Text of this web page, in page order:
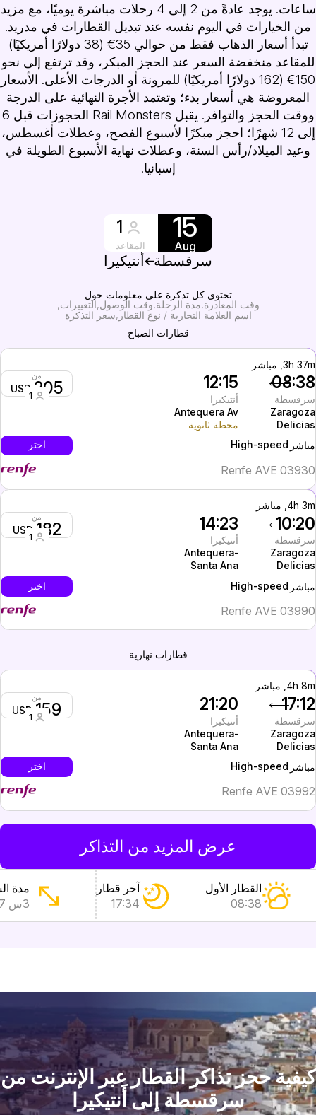
ساعات. يوجد عادةً من 2 إلى 4 رحلات مباشرة يوميًا، مع مزيد
من الخيارات في اليوم نفسه عند تبديل القطارات في مدريد.
تبدأ أسعار الذهاب فقط من حوالي 35€ (38 دولارًا أمريكيًا)
للمقاعد منخفضة السعر عند الحجز المبكر، وقد ترتفع إلى نحو
150€ (162 دولارًا أمريكيًا) للمرونة أو الدرجات الأعلى. الأسعار
المعروضة هي أسعار بدء؛ وتعتمد الأجرة النهائية على الدرجة
ووقت الحجز والتوافر. يقبل Rail Monsters الحجوزات قبل 6
إلى 12 شهرًا؛ احجز مبكرًا لأسبوع الفصح، وعطلات أغسطس،
وعيد الميلاد/رأس السنة، وعطلات نهاية الأسبوع الطويلة في
إسبانيا.
15
Aug
1
المقاعد
سرقسطة أنتيكيرا
تحتوي كل تذكرة على معلومات حول
وقت المغادرة مدة الرحلة وقت الوصول التغييرات
اسم العلامة التجارية / نوع القطار سعر التذكرة
قطارات الصباح
3h 37m, مباشر
08:38
سرقسطة
Zaragoza
Delicias
12:15
أنتيكيرا
Antequera Av
محطة ثانوية
من
205
USD
1
مباشر High-speed اختر
Renfe AVE 03930
4h 3m, مباشر
10:20
سرقسطة
Zaragoza
Delicias
14:23
أنتيكيرا
Antequera-
Santa Ana
من
182
USD
1
مباشر High-speed اختر
Renfe AVE 03990
قطارات نهارية
4h 8m, مباشر
17:12
سرقسطة
Zaragoza
Delicias
21:20
أنتيكيرا
Antequera-
Santa Ana
من
159
USD
1
مباشر High-speed اختر
Renfe AVE 03992
عرض المزيد من التذاكر
القطار الأول
08:38
آخر قطار
17:34
مدة
3س 57دق
حجز تذاكر القطار عبر الإنترنت من
سرقسطة إلى أَنتيكيرا